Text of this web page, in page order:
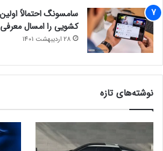
سامسونگ احتمالاً
کشویی را امسال
28 اردیبهشت 1401
نوشته‌های تازه